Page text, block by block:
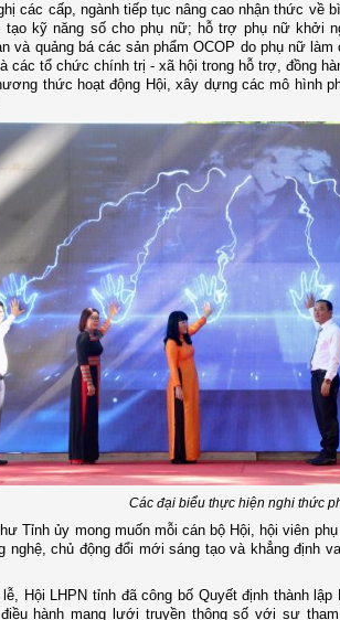
các cấp, ngành tiếp tục nâng cao nhận thức về
tạo kỹ năng số cho phụ nữ; hỗ trợ phụ nữ khởi
và quảng bá các sản phẩm OCOP do phụ nữ
các tổ chức chính trị - xã hội trong hỗ trợ, đồng
thức hoạt động Hội, xây dựng các mô hình
Các đại biểu thực hiện nghi thức
Tỉnh ủy mong muốn mỗi cán bộ Hội, hội viên
nghệ, chủ động đổi mới sáng tạo và khẳng định
Hội LHPN tỉnh đã công bố Quyết định thành
hành mạng lưới truyền thông số với sự